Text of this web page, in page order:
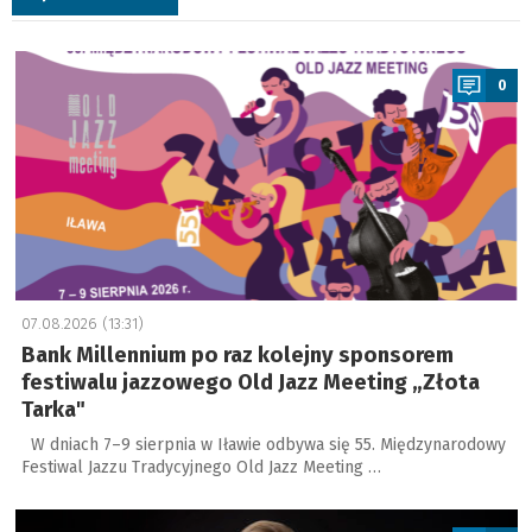
a
0
07.08.2026 (13:31)
Bank Millennium po raz kolejny sponsorem
festiwalu jazzowego Old Jazz Meeting „Złota
Tarka"
W dniach 7–9 sierpnia w Iławie odbywa się 55. Międzynarodowy
Festiwal Jazzu Tradycyjnego Old Jazz Meeting …
a